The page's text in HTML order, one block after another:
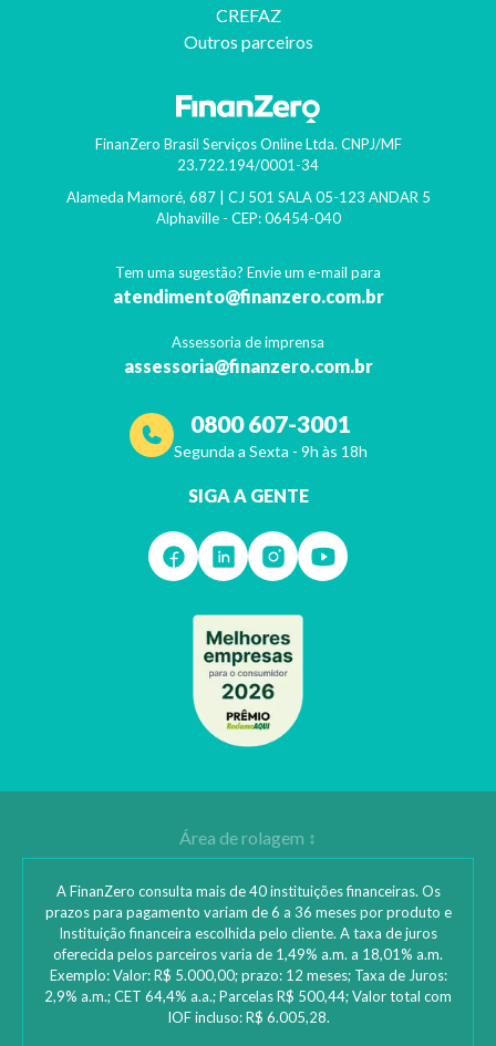
CREFAZ
Outros parceiros
FinanZero Brasil Serviços Online Ltda. CNPJ/MF
23.722.194/0001-34
Alameda Mamoré, 687 | CJ 501 SALA 05-123 ANDAR 5
Alphaville- CEP: 06454-040
Tem uma sugestão? Envie um e-mail para
atendimento@finanzero.com.br
Assessoria de imprensa
assessoria@finanzero.com.br
0800 607-3001
Segunda a Sexta - 9h às 18h
SIGA A GENTE
A FinanZero consulta mais de 40 instituições financeiras. Os
prazos para pagamento variam de 6 a 36 meses por produto e
Instituição financeira escolhida pelo cliente. A taxa de juros
oferecida pelos parceiros varia de 1,49% a.m. a 18,01% a.m.
Exemplo: Valor: R$ 5.000,00; prazo: 12 meses; Taxa de Juros:
2,9% a.m.; CET 64,4% a.a.; Parcelas R$ 500,44; Valor total com
IOF incluso: R$ 6.005,28.